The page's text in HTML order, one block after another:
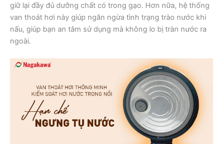
giữ lại đầy đủ dưỡng chất có trong gạo. Hơn nữa, hệ thống
van thoát hơi này giúp ngăn ngừa tình trạng trào nước khi
nấu, giúp bạn an tâm sử dụng mà không lo bị tràn nước ra
ngoài.